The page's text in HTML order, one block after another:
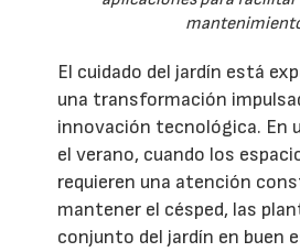
El cuidado del jardín está
una transformación
innovación tecnológica. En
el verano, cuando los
requieren una atención
mantener el césped, las
conjunto del jardín en buen